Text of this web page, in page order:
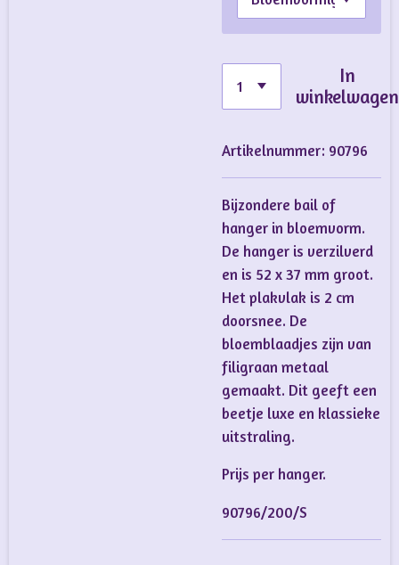
In
winkelwagen
Artikelnummer: 90796
Bijzondere bail of
hanger in bloemvorm.
De hanger is verzilverd
en is 52 x 37 mm groot.
Het plakvlak is 2 cm
doorsnee. De
bloemblaadjes zijn van
filigraan metaal
gemaakt. Dit geeft een
beetje luxe en klassieke
uitstraling.
Prijs per hanger.
90796/200/S